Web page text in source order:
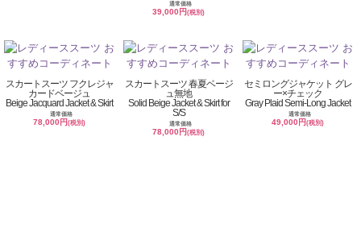
通常価格
39,000円(税別)
スカートスーツ フクレジャ
カードベージュ
Beige Jacquard Jacket & Skirt
通常価格
78,000円(税別)
スカートスーツ 春夏ベージ
ュ無地
Solid Beige Jacket & Skirt for
S/S
通常価格
78,000円(税別)
セミロングジャケット グレ
ー×チェック
Gray Plaid Semi-Long Jacket
通常価格
49,000円(税別)